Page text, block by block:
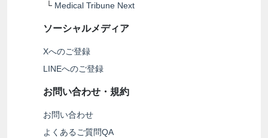
└ Medical Tribune Next
ソーシャルメディア
Xへのご登録
LINEへのご登録
お問い合わせ・規約
お問い合わせ
よくあるご質問QA